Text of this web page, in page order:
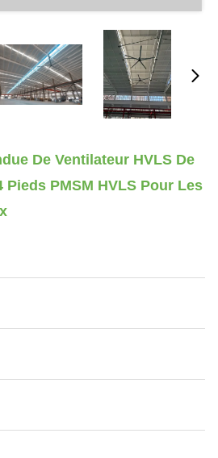
De Ventilateur HVLS De
Pieds PMSM HVLS Pour Les